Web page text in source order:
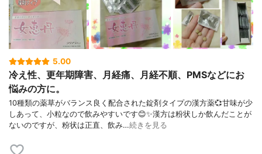
5.00
冷え性、更年期障害、月経痛、月経不順、PMSなどにお
悩みの方に。
10種類の薬草がバランス良く配合された錠剤タイプの漢方薬💞甘味が少
しあって、小粒なので飲みやすいです😊✨漢方は粉状しか飲んだことが
ないのですが、粉状は正直、飲み…続きを見る